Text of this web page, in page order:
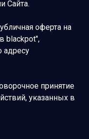
Сайта.
оферта на
blackpot",
адресу
принятие
указанных в